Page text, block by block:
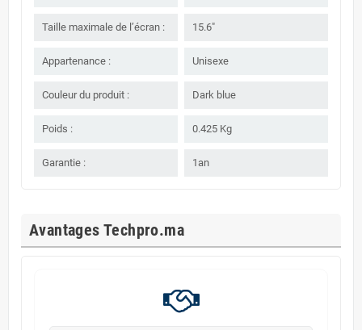
Taille maximale de l’écran : 15.6"
Appartenance : Unisexe
Couleur du produit : Dark blue
Poids : 0.425 Kg
Garantie : 1an
Avantages Techpro.ma